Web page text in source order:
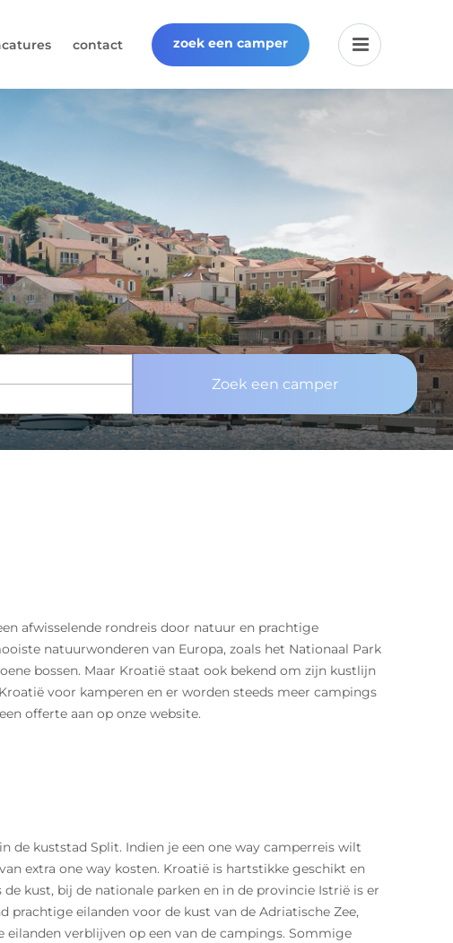
contact zoek een camper
Zoek een camper
afwisselende rondreis door natuur en prachtige
natuurwonderen van Europa, zoals het Nationaal Park
bossen. Maar Kroatië staat ook bekend om zijn kustlijn
voor kamperen en er worden steeds meer campings
offerte aan op onze website.
de kuststad Split. Indien je een one way camperreis wilt
extra one way kosten. Kroatië is hartstikke geschikt en
kust, bij de nationale parken en in de provincie Istrië is er
eilanden voor de kust van de Adriatische Zee,
verblijven op een van de campings. Sommige